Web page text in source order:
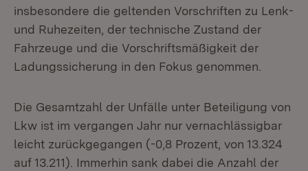
insbesondere die geltenden Vorschriften zu Lenk-
und Ruhezeiten, der technische Zustand der
Fahrzeuge und die Vorschriftsmäßigkeit der
Ladungssicherung in den Fokus genommen.
Die Gesamtzahl der Unfälle unter Beteiligung von
Lkw ist im vergangen Jahr nur vernachlässigbar
leicht zurückgegangen (-0,8 Prozent, von 13.324
auf 13.211). Immerhin sank dabei die Anzahl der